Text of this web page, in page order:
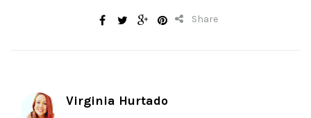
Share
Virginia Hurtado